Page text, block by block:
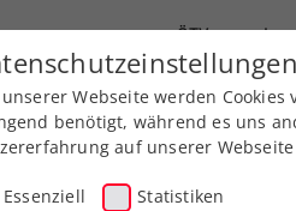
ÖTV
Ausbildung Services
Webseite werden
benötigt, während es uns
auf unserer
Essenziell Statistiken